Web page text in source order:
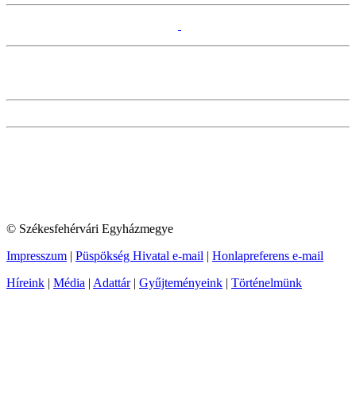
© Székesfehérvári Egyházmegye
Impresszum | Püspökség Hivatal e-mail | Honlapreferens e-mail
Híreink | Média | Adattár| Gyűjteményeink | Történelmünk